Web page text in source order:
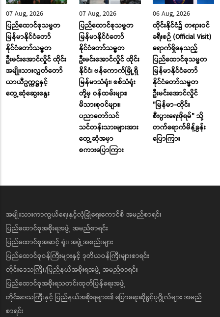
07 Aug, 2026
ပြည်ထောင်စုသမ္မတ
မြန်မာနိုင်ငံတော်
နိုင်ငံတော်သမ္မတ
ဦးမင်းအောင်လှိုင် ထိုင်း
အမျိုးသားလွှတ်တော်
ယာယီဥက္ကဋ္ဌနှင့်
တွေ့ဆုံဆွေးနွေး
07 Aug, 2026
ပြည်ထောင်စုသမ္မတ
မြန်မာနိုင်ငံတော်
နိုင်ငံတော်သမ္မတ
ဦးမင်းအောင်လှိုင် ထိုင်း
နိုင်ငံ၊ ဗန်ကောက်မြို့ရှိ
မြန်မာသံရုံး၊ စစ်သံရုံး
တို့မှ ဝန်ထမ်းများ၊
မိသားစုဝင်များ၊
ပညာတော်သင်
သင်တန်းသားများအား
တွေ့ဆုံအမှာ
စကားပြောကြား
06 Aug, 2026
ထိုင်းနိုင်ငံ၌ တရားဝင်
ခရီးစဉ် (Official Visit)
ရောက်ရှိနေသည့်
ပြည်ထောင်စုသမ္မတ
မြန်မာနိုင်ငံတော်
နိုင်ငံတော်သမ္မတ
ဦးမင်းအောင်လှိုင်
"မြန်မာ-ထိုင်း
စီးပွားရေးဖိုရမ်" သို့
တက်ရောက်မိန့်ခွန်း
ပြောကြား
အမျိုးသားကာကွယ်ရေးနှင့်လုံခြုံရေးကောင်စီ အမည်စာရင်း
ပြည်ထောင်စုအစိုးရအဖွဲ့ အမည်စာရင်း
ပြည်ထောင်စုအဆင့် ရုံး၊ အဖွဲ့အစည်းများ
ပြည်ထောင်စုဝန်ကြီးများနှင့် ဒုတိယဝန်ကြီးများစာရင်း
တိုင်းဒေသကြီး/ပြည်နယ်အစိုးရအဖွဲ့ အမည်စာရင်း
ပြည်ထောင်စုအစိုးရသတင်းထုတ်ပြန်ရေးအဖွဲ့
တိုင်းဒေသကြီးနှင့် ပြည်နယ်အစိုးရများ၏ ပြောရေးဆိုခွင့်ပုဂ္ဂိုလ်များ အမည်
စာရင်း